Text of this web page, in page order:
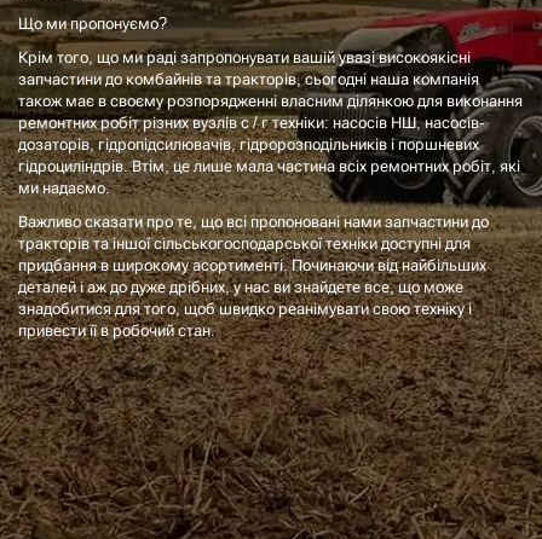
Що ми пропонуємо?
Крім того, що ми раді запропонувати вашій увазі високоякісні
запчастини до комбайнів та тракторів, сьогодні наша компанія
також має в своєму розпорядженні власним ділянкою для виконання
ремонтних робіт різних вузлів с / г техніки: насосів НШ, насосів-
дозаторів, гідропідсилювачів, гідророзподільників і поршневих
гідроциліндрів. Втім, це лише мала частина всіх ремонтних робіт, які
ми надаємо.
Важливо сказати про те, що всі пропоновані нами запчастини до
тракторів та іншої сільськогосподарської техніки доступні для
придбання в широкому асортименті. Починаючи від найбільших
деталей і аж до дуже дрібних, у нас ви знайдете все, що може
знадобитися для того, щоб швидко реанімувати свою техніку і
привести її в робочий стан.